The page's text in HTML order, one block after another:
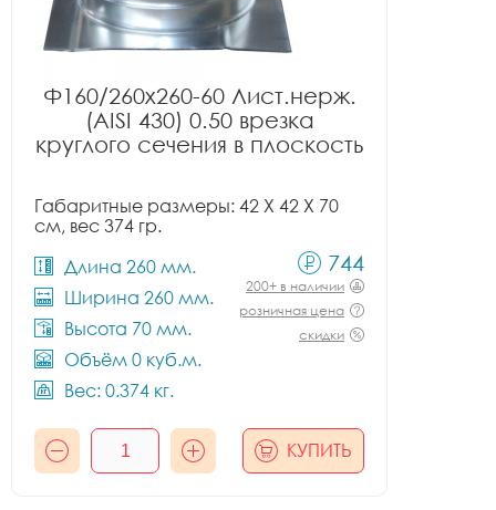
Ф160/260x260-60 Лист.нерж.
(AISI 430) 0.50 врезка
круглого сечения в плоскость
Габаритные размеры: 42 X 42 X 70
см, вес 374 гр.
Длина 260 мм.
Ширина 260 мм.
Высота 70 мм.
Объём 0 куб.м.
Вес: 0.374 кг.
744
200+ в наличии
розничная цена
скидки
КУПИТЬ